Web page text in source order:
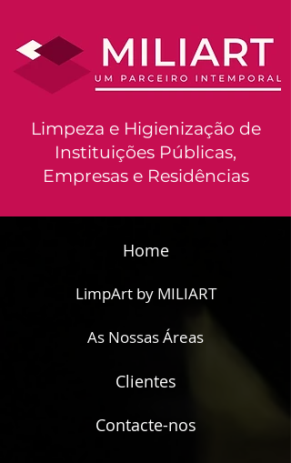
Limpeza e Higienização de
Instituições Públicas,
Empresas e Residências
Home
LimpArt by MILIART
As Nossas Áreas
Clientes
Contacte-nos